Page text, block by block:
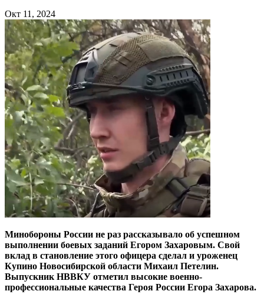
Окт 11, 2024
Минобороны России не раз рассказывало об успешном
выполнении боевых заданий Егором Захаровым. Свой
вклад в становление этого офицера сделал и уроженец
Купино Новосибирской области Михаил Петелин.
Выпускник НВВКУ отметил высокие военно-
профессиональные качества Героя России Егора Захарова.